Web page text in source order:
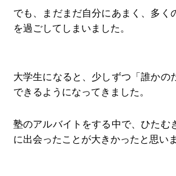
でも、まだまだ自分にあまく、多く
を過ごしてしまいました。
大学生になると、少しずつ「誰かの
できるようになってきました。
塾のアルバイトをする中で、ひたむ
に出会ったことが大きかったと思いま